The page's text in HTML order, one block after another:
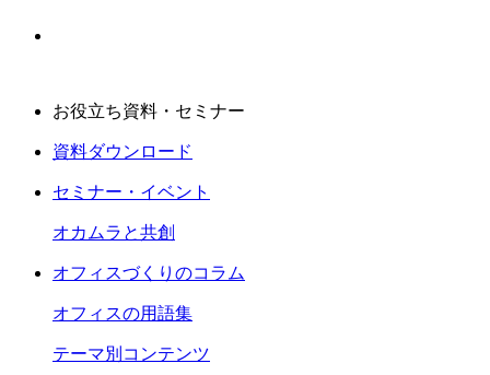
お役立ち資料・セミナー
資料ダウンロード
セミナー・イベント
オカムラと共創
オフィスづくりのコラム
オフィスの用語集
テーマ別コンテンツ